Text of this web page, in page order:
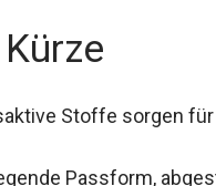
Stoffe sorgen
Passform,